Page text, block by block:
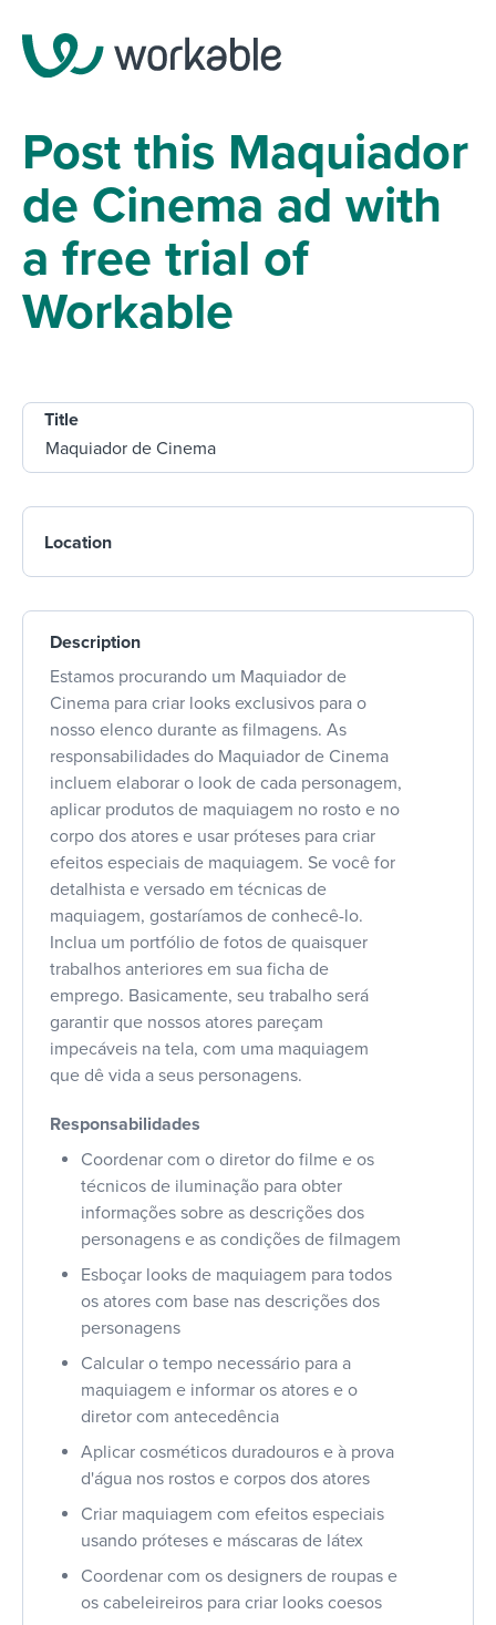
Post this Maquiador
de Cinema ad with
a free trial of
Workable
Title
Location
Description
Estamos procurando um Maquiador de
Cinema para criar looks exclusivos para o
nosso elenco durante as filmagens. As
responsabilidades do Maquiador de Cinema
incluem elaborar o look de cada personagem,
aplicar produtos de maquiagem no rosto e no
corpo dos atores e usar próteses para criar
efeitos especiais de maquiagem. Se você for
detalhista e versado em técnicas de
maquiagem, gostaríamos de conhecê-lo.
Inclua um portfólio de fotos de quaisquer
trabalhos anteriores em sua ficha de
emprego. Basicamente, seu trabalho será
garantir que nossos atores pareçam
impecáveis na tela, com uma maquiagem
que dê vida a seus personagens.
Responsabilidades
Coordenar com o diretor do filme e os
técnicos de iluminação para obter
informações sobre as descrições dos
personagens e as condições de filmagem
Esboçar looks de maquiagem para todos
os atores com base nas descrições dos
personagens
Calcular o tempo necessário para a
maquiagem e informar os atores e o
diretor com antecedência
Aplicar cosméticos duradouros e à prova
d'água nos rostos e corpos dos atores
Criar maquiagem com efeitos especiais
usando próteses e máscaras de látex
Coordenar com os designers de roupas e
os cabeleireiros para criar looks coesos